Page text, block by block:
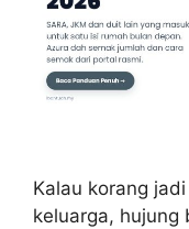
Kalau korang
keluarga, hujung